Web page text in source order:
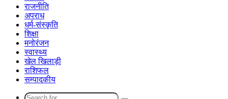
राजनीति
अपराध
धर्म-संस्कृति
शिक्षा
मनोरंजन
स्वास्थ्य
खेल खिलाड़ी
राशिफल
सम्पादकीय